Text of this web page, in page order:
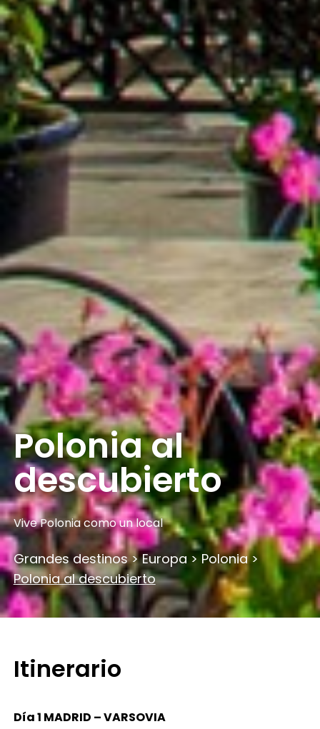
Polonia al
descubierto
Vive Polonia como un local
Grandes destinos > Europa > Polonia >
Polonia al descubierto
Itinerario
Día 1 MADRID – VARSOVIA